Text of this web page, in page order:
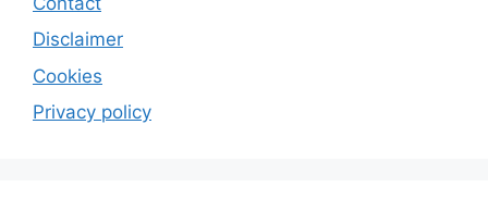
Disclaimer
Cookies
Privacy policy